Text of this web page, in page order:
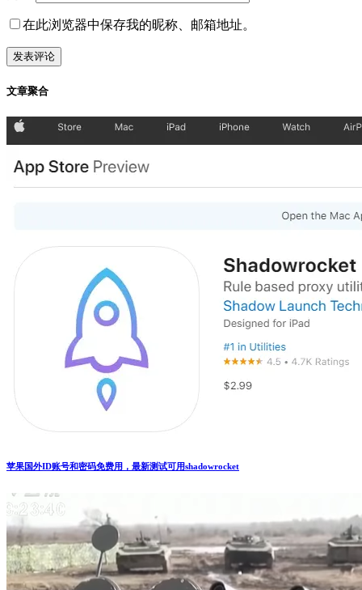
在此浏览器中保存我的昵称、邮箱地址。
文章聚合
苹果国外ID账号和密码免费用，最新测试可用shadowrocket